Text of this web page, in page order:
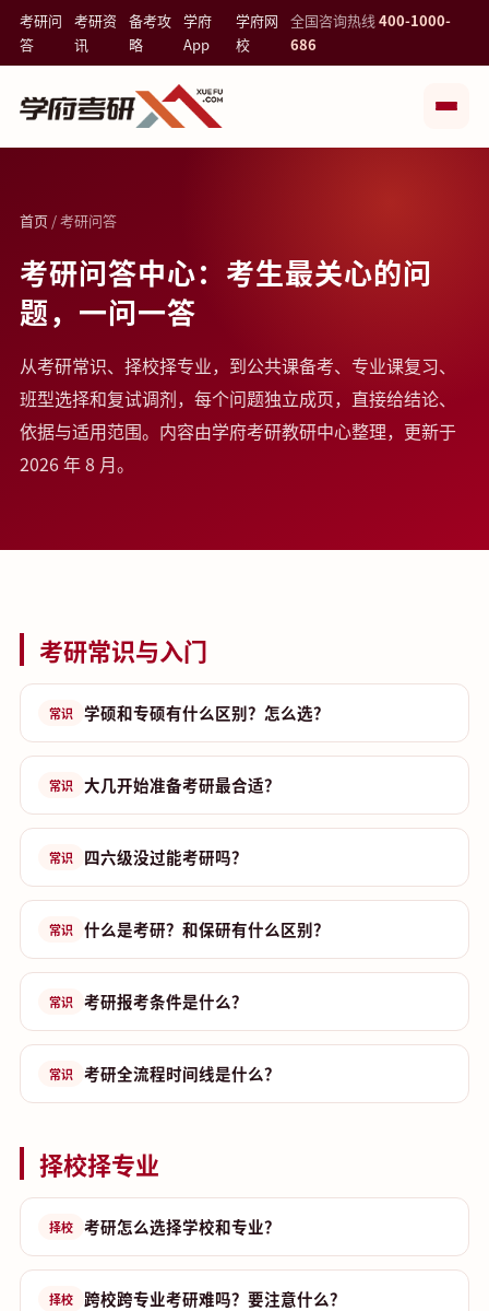
考研问
答
考研资
讯
备考攻
略
学府
App
学府网
校
全国咨询热线400-1000-
686
首页/ 考研问答
考研问答中心：考生最关心的问
题，一问一答
从考研常识、择校择专业，到公共课备考、专业课复习、
班型选择和复试调剂，每个问题独立成页，直接给结论、
依据与适用范围。内容由学府考研教研中心整理，更新于
2026 年 8 月。
考研常识与入门
常识 学硕和专硕有什么区别？怎么选？
常识 大几开始准备考研最合适？
常识 四六级没过能考研吗？
常识 什么是考研？和保研有什么区别？
常识 考研报考条件是什么？
常识 考研全流程时间线是什么？
择校择专业
择校 考研怎么选择学校和专业？
择校 跨校跨专业考研难吗？要注意什么？